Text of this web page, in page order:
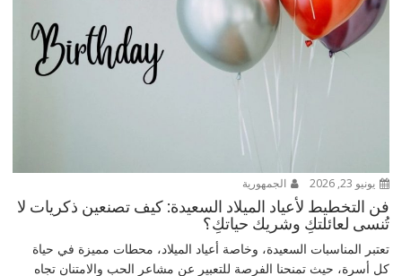
يونيو 23, 2026 الجمهورية
فن التخطيط لأعياد الميلاد السعيدة: كيف تصنعين ذكريات لا
تُنسى لعائلتكِ وشريك حياتكِ؟
تعتبر المناسبات السعيدة، وخاصة أعياد الميلاد، محطات مميزة في حياة
كل أسرة، حيث تمنحنا الفرصة للتعبير عن مشاعر الحب والامتنان تجاه